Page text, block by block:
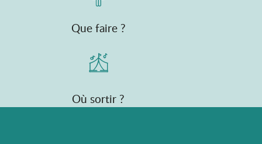
Que faire ?
Où sortir ?